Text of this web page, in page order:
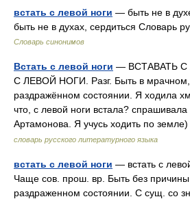
встать с левой ноги — быть не в
быть не в духах, сердиться Словарь
Словарь синонимов
Встать с левой ноги — ВСТАВАТЬ С
С ЛЕВОЙ НОГИ. Разг. Быть в мрачном,
раздражённом состоянии. Я ходила
что, с левой ноги встала?
Артамонова. Я учусь ходить по
словарь русского литературного языка
встать с левой ноги — встать с
Чаще сов. прош. вр. Быть без причины
раздраженном состоянии. С сущ. со